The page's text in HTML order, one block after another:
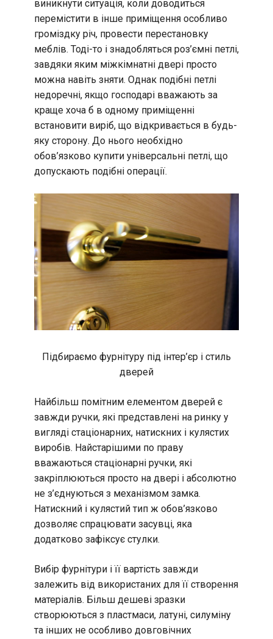
виникнути ситуація, коли доводиться
перемістити в інше приміщення особливо
громіздку річ, провести перестановку
меблів. Тоді-то і знадобляться роз’ємні петлі,
завдяки яким міжкімнатні двері просто
можна навіть зняти. Однак подібні петлі
недоречні, якщо господарі вважають за
краще хоча б в одному приміщенні
встановити виріб, що відкривається в будь-
яку сторону. До нього необхідно
обов’язково купити універсальні петлі, що
допускають подібні операції.
Підбираємо фурнітуру під інтер’єр і стиль
дверей
Найбільш помітним елементом дверей є
завжди ручки, які представлені на ринку у
вигляді стаціонарних, натискних і кулястих
виробів. Найстарішими по праву
вважаються стаціонарні ручки, які
закріплюються просто на двері і абсолютно
не з’єднуються з механізмом замка.
Натискний і кулястий тип ж обов’язково
дозволяє спрацювати засувці, яка
додатково зафіксує стулки.
Вибір фурнітури і її вартість завжди
залежить від використаних для її створення
матеріалів. Більш дешеві зразки
створюються з пластмаси, латуні, силуміну
та інших не особливо довговічних